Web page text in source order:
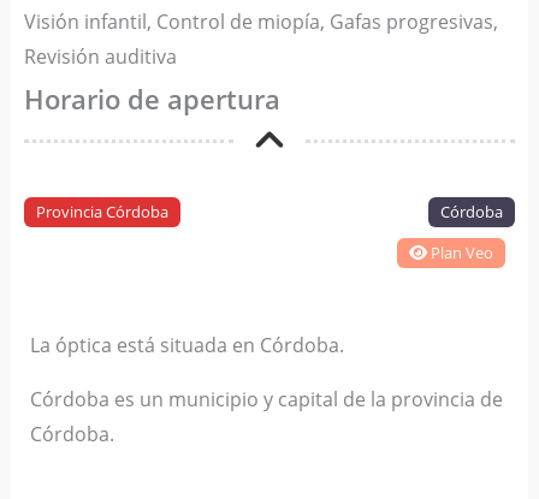
Visión infantil, Control de miopía, Gafas progresivas,
Revisión auditiva
Horario de apertura
Provincia Córdoba
Córdoba
Plan Veo
La óptica está situada en Córdoba.
Córdoba es un municipio y capital de la provincia de
Córdoba.